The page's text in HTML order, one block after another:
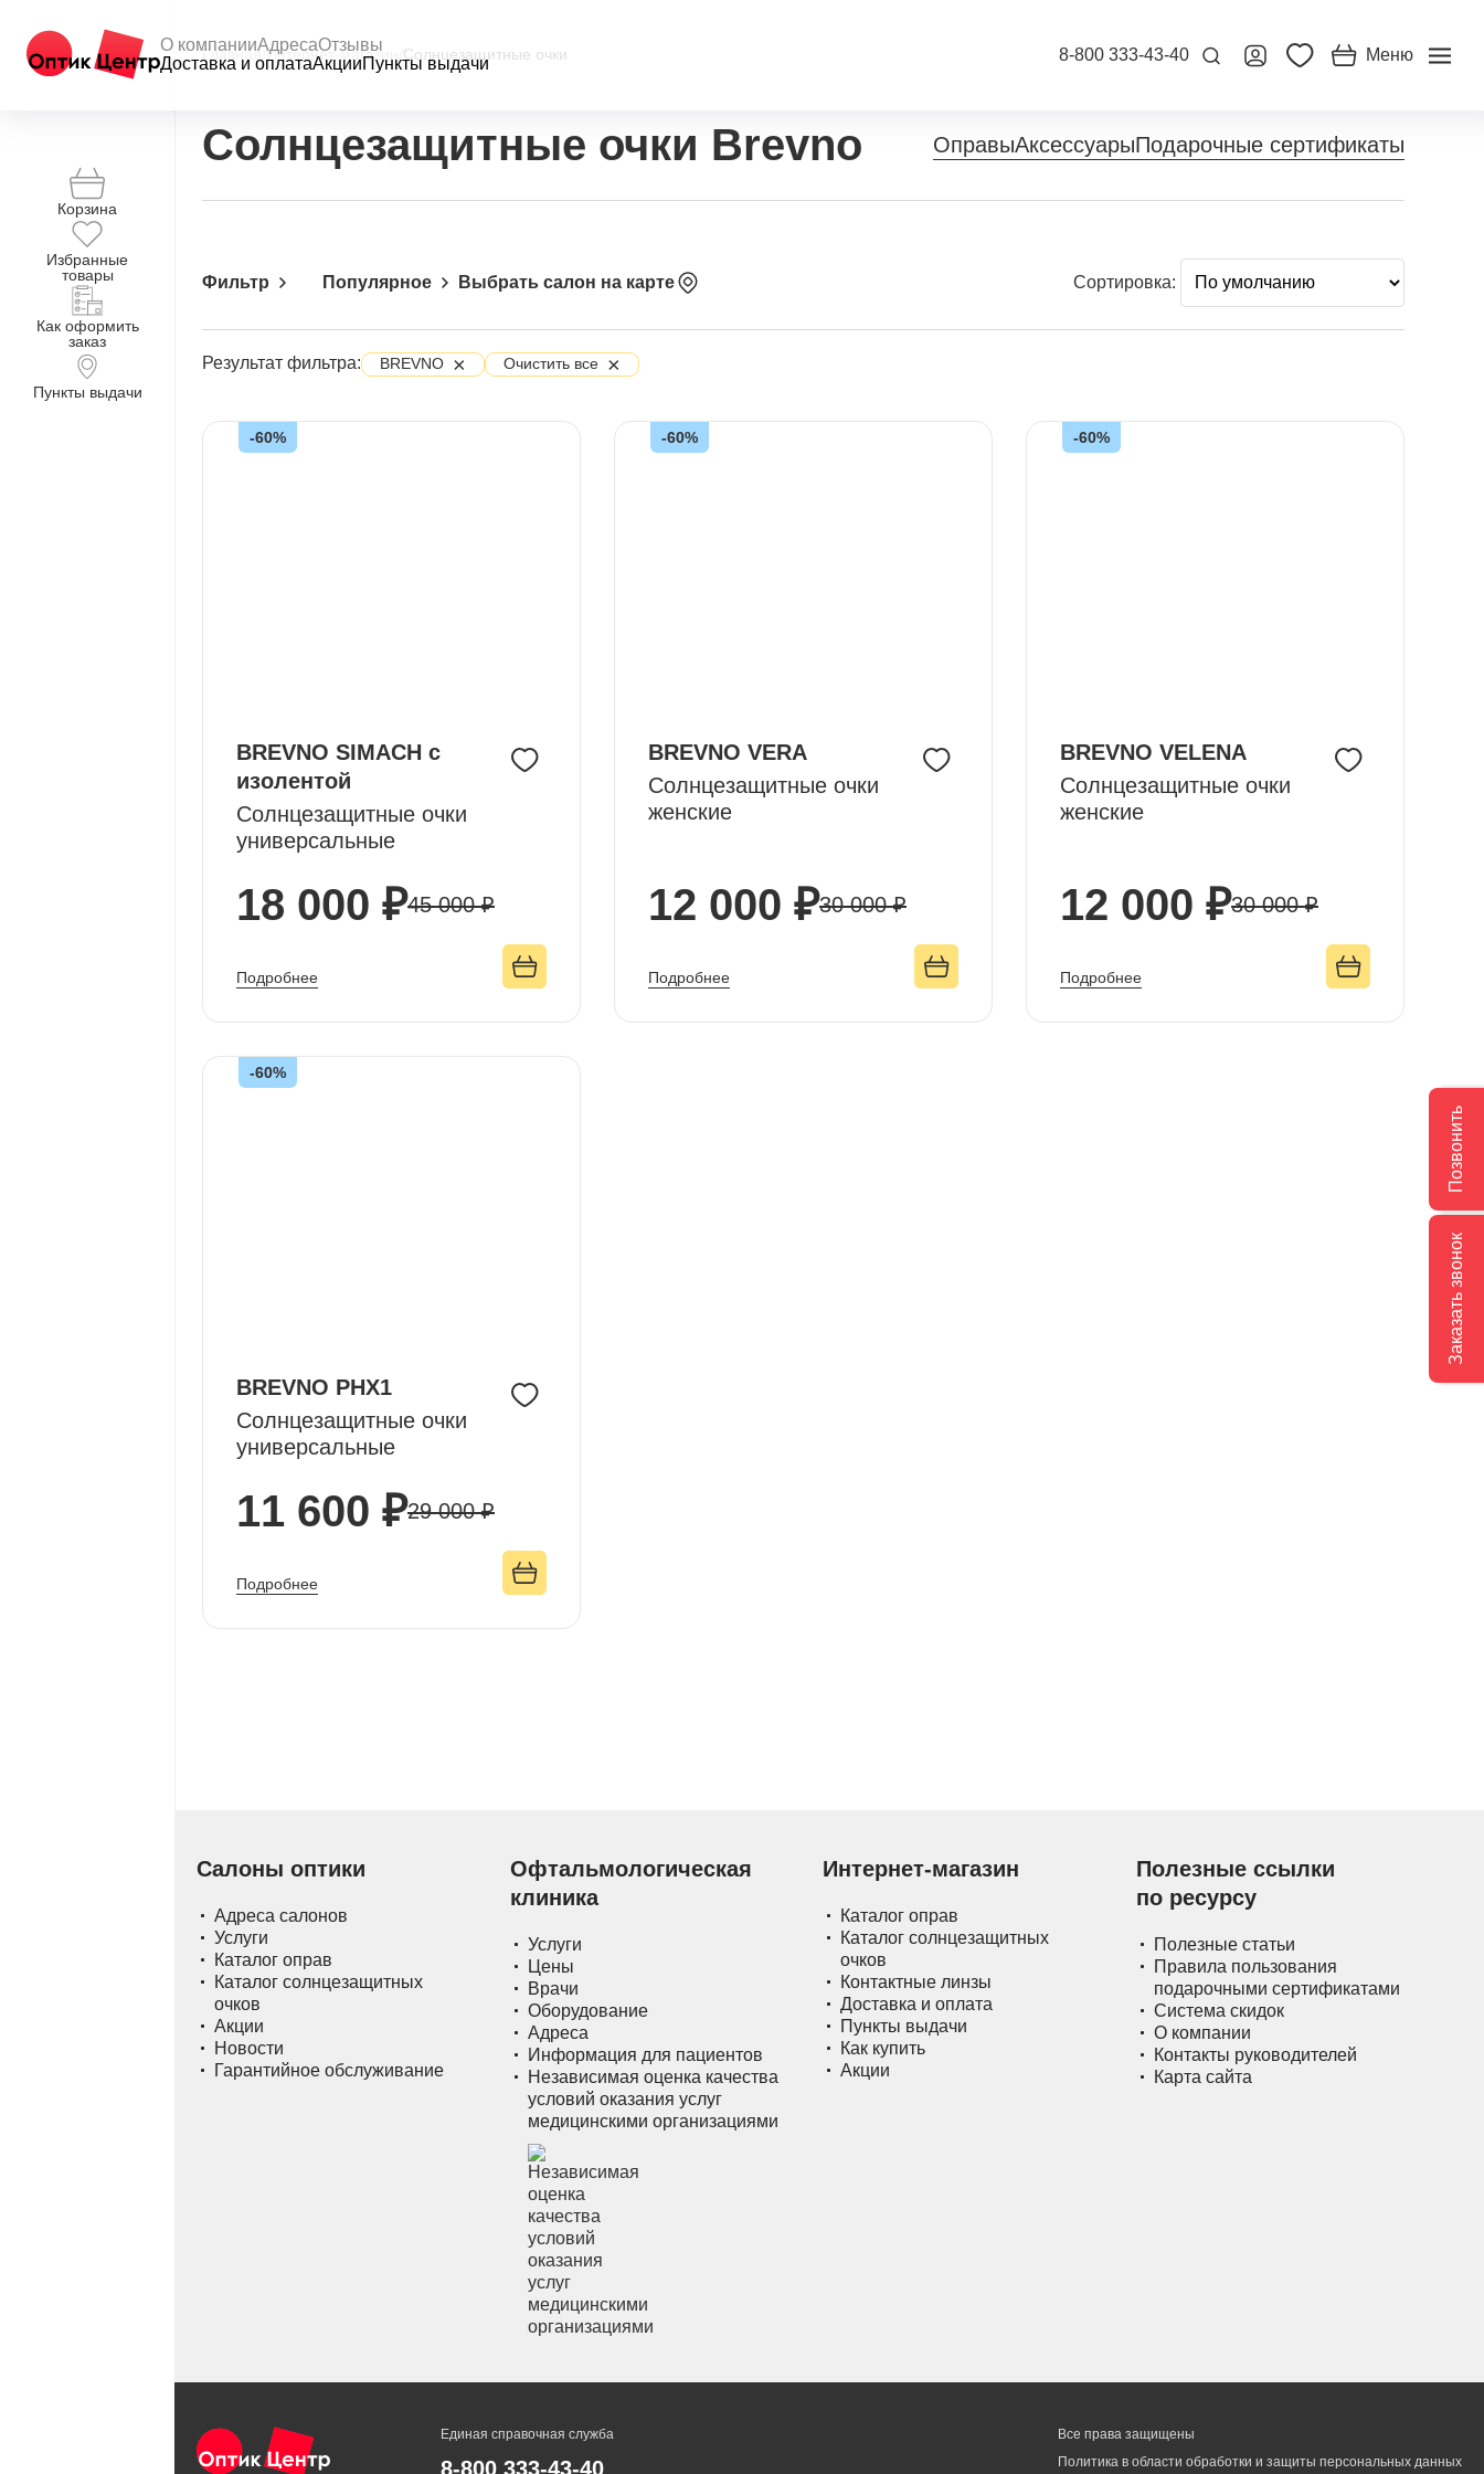
О компанииАдресаОтзывы
Доставка и оплатаАкцииПункты выдачи 8-800 333-43-40 Меню
Корзина
Избранные
товары
Как оформить
заказ
Пункты выдачи
Главная Интернет-магазин Солнцезащитные очки
Солнцезащитные очки Brevno ОправыАксессуарыПодарочные сертификаты
Фильтр Популярное Выбрать салон на карте Сортировка:
Результат фильтра: BREVNO × Очистить все ×
BREVNO SIMACH c
изолентой
Солнцезащитные очки
универсальные
18 000 ₽45 000 ₽
Подробнее
-60%
BREVNO VERA
Солнцезащитные очки
женские
12 000 ₽30 000 ₽
Подробнее
-60%
BREVNO VELENA
Солнцезащитные очки
женские
12 000 ₽30 000 ₽
Подробнее
-60%
BREVNO PHX1
Солнцезащитные очки
универсальные
11 600 ₽29 000 ₽
Подробнее
-60%
Салоны оптики
Адреса салонов
Услуги
Каталог оправ
Каталог солнцезащитных
очков
Акции
Новости
Гарантийное обслуживание
Офтальмологическая
клиника
Услуги
Цены
Врачи
Оборудование
Адреса
Информация для пациентов
Независимая оценка качества
условий оказания услуг
медицинскими организациями
Интернет-магазин
Каталог оправ
Каталог солнцезащитных
очков
Контактные линзы
Доставка и оплата
Пункты выдачи
Как купить
Акции
Полезные ссылки
по ресурсу
Полезные статьи
Правила пользования
подарочными сертификатами
Система скидок
О компании
Контакты руководителей
Карта сайта
Единая справочная служба
8-800 333-43-40
Все права защищены
Политика в области обработки и защиты персональных данных
Заказать звонок
Позвонить